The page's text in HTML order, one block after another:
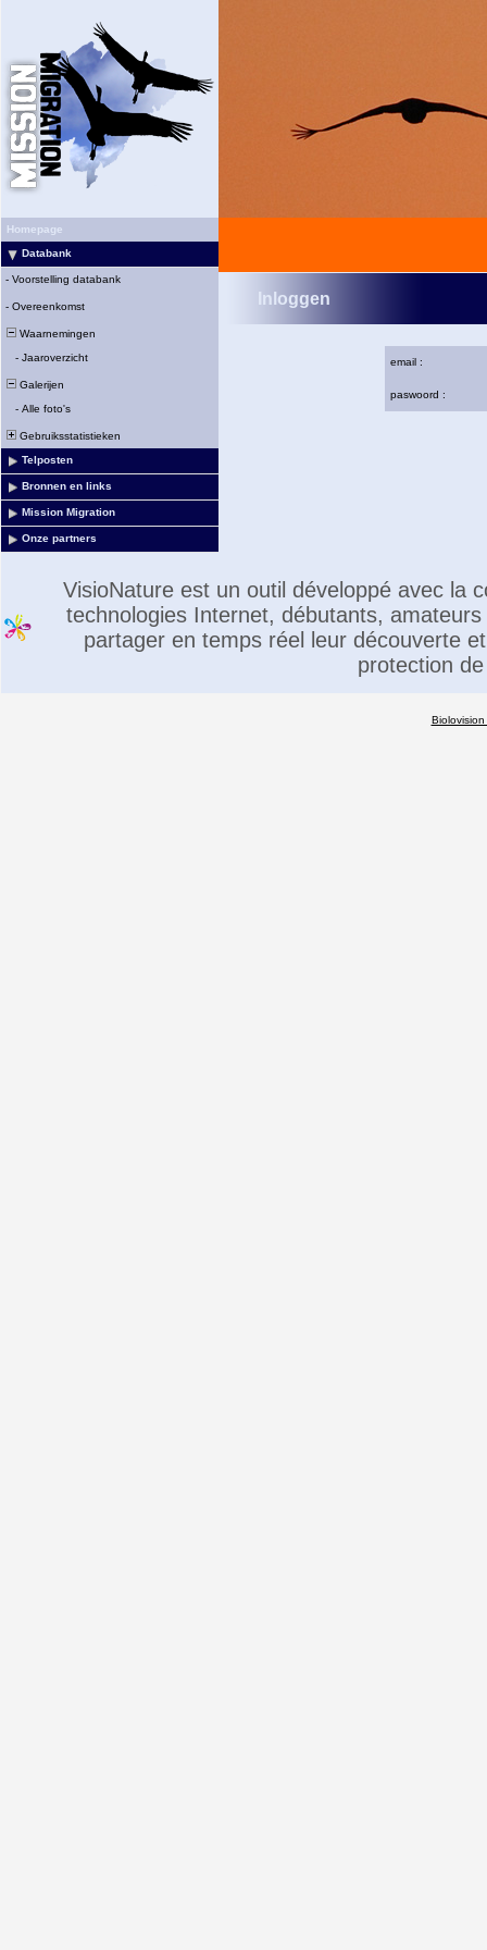
Homepage
Databank
- Voorstelling databank
- Overeenkomst
Waarnemingen
- Jaaroverzicht
Galerijen
- Alle foto's
Gebruiksstatistieken
Telposten
Bronnen en links
Mission Migration
Onze partners
Inloggen
email :
paswoord :
VisioNature est un outil développé avec la
technologies Internet, débutants,
partager en temps réel leur découverte
protection
Biolovision